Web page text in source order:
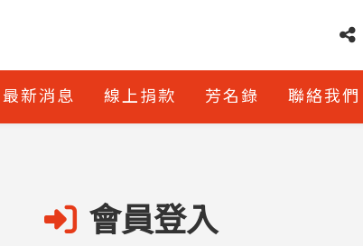
最新消息 線上捐款 芳名錄 聯絡我們
會員登入